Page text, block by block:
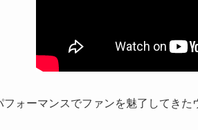
フォーマンスでファンを魅了してきた